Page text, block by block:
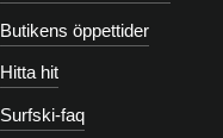
Butikens öppettider
Hitta hit
Surfski-faq